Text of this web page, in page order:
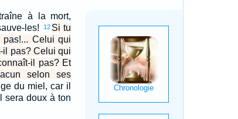
à la mort,
les!
12 Si tu
Celui qui
il pas? Celui qui
il pas? Et
selon ses
du miel, car il
sera doux à ton